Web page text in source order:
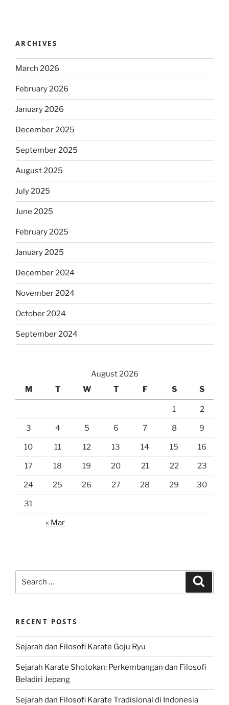
ARCHIVES
March 2026
February 2026
January 2026
December 2025
September 2025
August 2025
July 2025
June 2025
February 2025
January 2025
December 2024
November 2024
October 2024
September 2024
August 2026
M
T W T F S S
1 2
3 4 5 6 7 8 9
10 11 12 13 14 15 16
17 18 19 20 21 22 23
24 25 26 27 28 29 30
31
« Mar
RECENT POSTS
Sejarah dan Filosofi Karate Goju Ryu
Sejarah Karate Shotokan: Perkembangan dan Filosofi
Beladiri Jepang
Sejarah dan Filosofi Karate Tradisional di Indonesia